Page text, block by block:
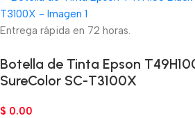
Entrega rápida en 72 horas.
Botella de Tinta Epson
SureColor SC-T3100X
$ 0.00